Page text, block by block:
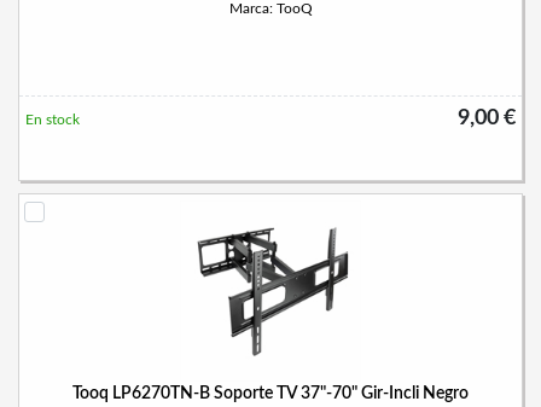
Marca: TooQ
9,00 €
En stock
Tooq LP6270TN-B Soporte TV 37"-70" Gir-Incli Negro